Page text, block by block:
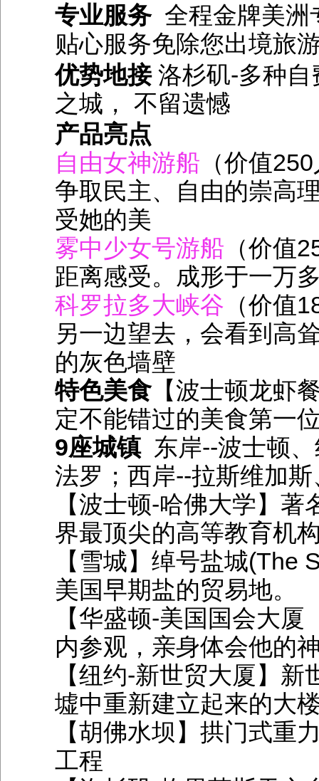
专业服务 全程金牌美洲
贴心服务免除您出境旅
优势地接洛杉矶-多种自
之城， 不留遗憾
产品亮点
自由女神游船 （价值
争取民主、自由的崇高
受她的美
雾中少女号游船 （价值
距离感受。成形于一万
科罗拉多大峡谷 （价值
另一边望去，会看到高
的灰色墙壁
特色美食【波士顿龙虾
定不能错过的美食第一
9座城镇东岸--波士顿、
法罗；西岸--拉斯维加
【波士顿-哈佛大学】
界最顶尖的高等教育机
【雪城】 绰号盐城(The
美国早期盐的贸易地。
【华盛顿-美国国会大
内参观，亲身体会他的
【纽约-新世贸大厦】
墟中重新建立起来的大
【胡佛水坝】拱门式重
工程